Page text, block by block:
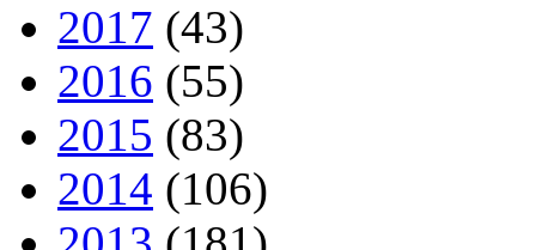
2017 (43)
2016 (55)
2015 (83)
2014 (106)